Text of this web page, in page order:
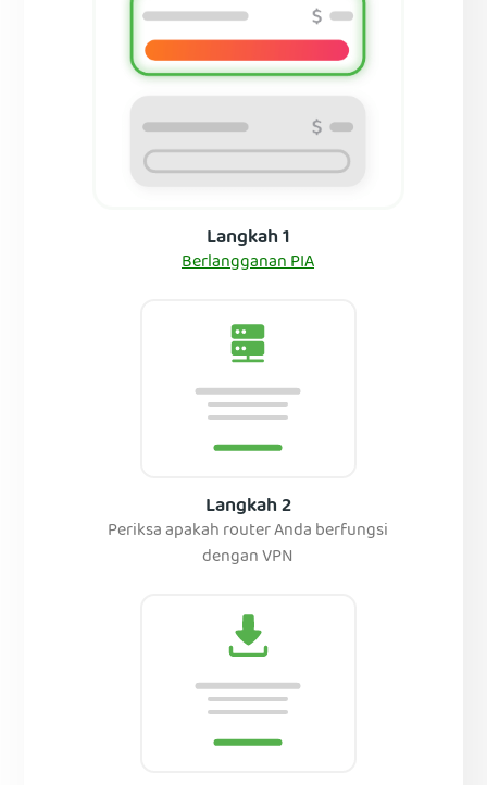
Langkah 1
Berlangganan PIA
Langkah 2
Periksa apakah router Anda berfungsi
dengan VPN